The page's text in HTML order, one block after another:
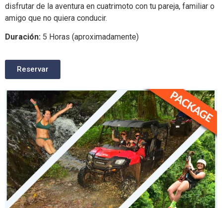
disfrutar de la aventura en cuatrimoto con tu pareja, familiar o
amigo que no quiera conducir.
Duración: 5 Horas (aproximadamente)
Reservar